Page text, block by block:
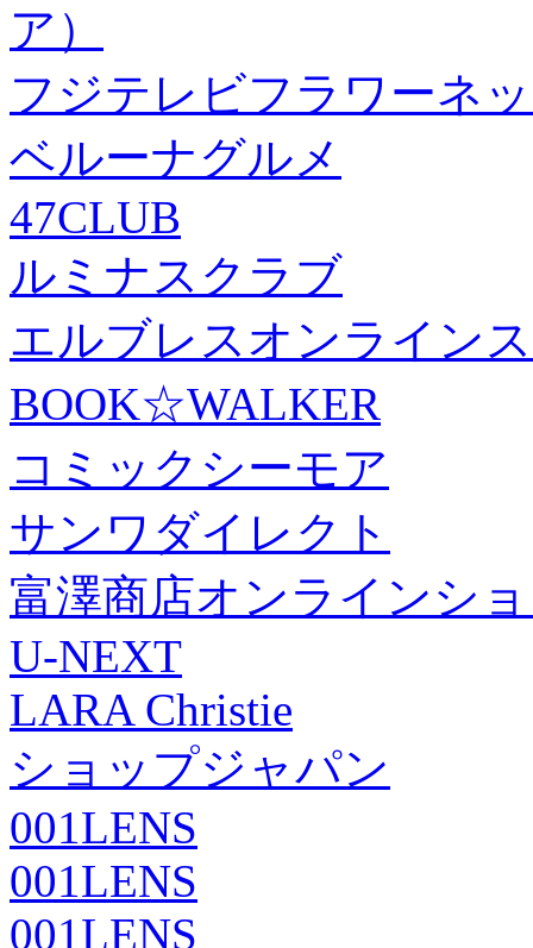
ア）
フジテレビフラワーネ
ベルーナグルメ
47CLUB
ルミナスクラブ
エルブレスオンライン
BOOK☆WALKER
コミックシーモア
サンワダイレクト
富澤商店オンラインシ
U-NEXT
LARA Christie
ショップジャパン
001LENS
001LENS
001LENS